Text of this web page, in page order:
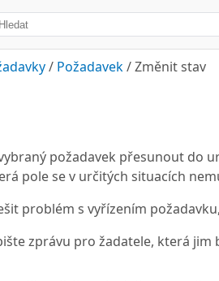
/ Požadavek/Změnit stav
požadavek přesunout do
pole se v určitých situacích
problém s vyřízením
zprávu pro žadatele, která jim